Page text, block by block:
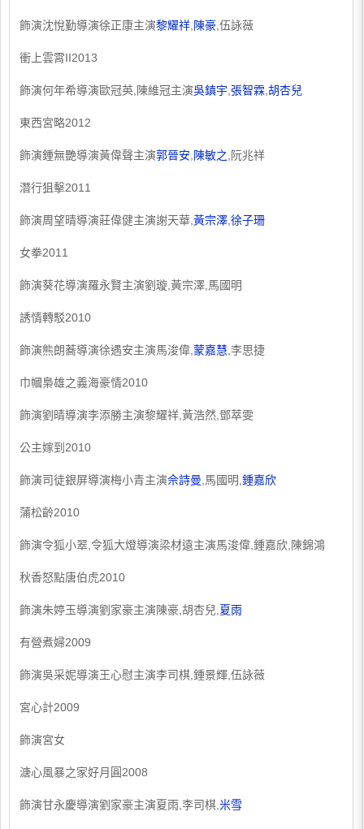
飾演沈悅勤導演徐正康主演黎耀祥 陳豪 ,伍詠薇
衝上雲霄II2013
飾演何年希導演歐冠英,陳維冠主演吳鎮宇 張智霖 胡杏兒
東西宮略2012
飾演鍾無艷導演黃偉聲主演郭晉安 陳敏之 ,阮兆祥
潛行狙擊2011
飾演周望晴導演莊偉健主演謝天華, 黃宗澤 徐子珊
女拳2011
飾演葵花導演羅永賢主演劉璇,黃宗澤,馬國明
誘情轉駁2010
飾演熊朗蕎導演徐遇安主演馬浚偉, 蒙嘉慧 ,李思捷
巾幗梟雄之義海豪情2010
飾演劉晴導演李添勝主演黎耀祥,黃浩然,鄧萃雯
公主嫁到2010
飾演司徒銀屏導演梅小青主演佘詩曼 ,馬國明, 鍾嘉欣
蒲松齡2010
飾演令狐小翠,令狐大燈導演梁材遠主演馬浚偉,鍾嘉欣,陳錦鴻
秋香怒點唐伯虎2010
飾演朱婷玉導演劉家豪主演陳豪,胡杏兒, 夏雨
有營煮婦2009
飾演吳采妮導演王心慰主演李司棋,鍾景輝,伍詠薇
宮心計2009
飾演宮女
溏心風暴之家好月圓2008
飾演甘永慶導演劉家豪主演夏雨,李司棋, 米雪